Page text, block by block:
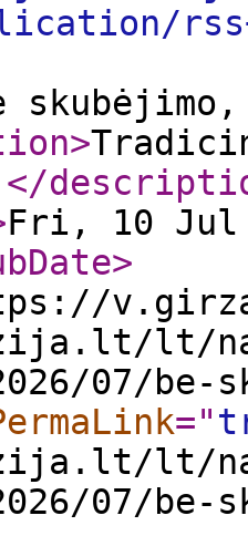
>
</
Fri, 10 Jul
>
lt/
07/be-
="
lt/
07/be-